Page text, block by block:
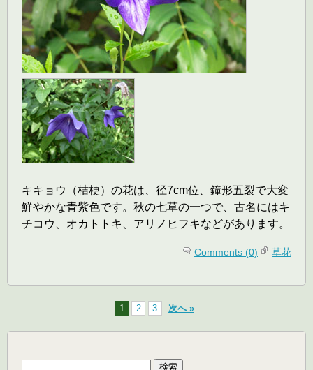
キキョウ（桔梗）の花は、径7cm位、鐘形五裂で大変
鮮やかな青紫色です。秋の七草の一つで、古名にはキ
チコウ、オカトトキ、アリノヒフキなどがあります。
Comments (0) 草花
1 2 3 次へ »